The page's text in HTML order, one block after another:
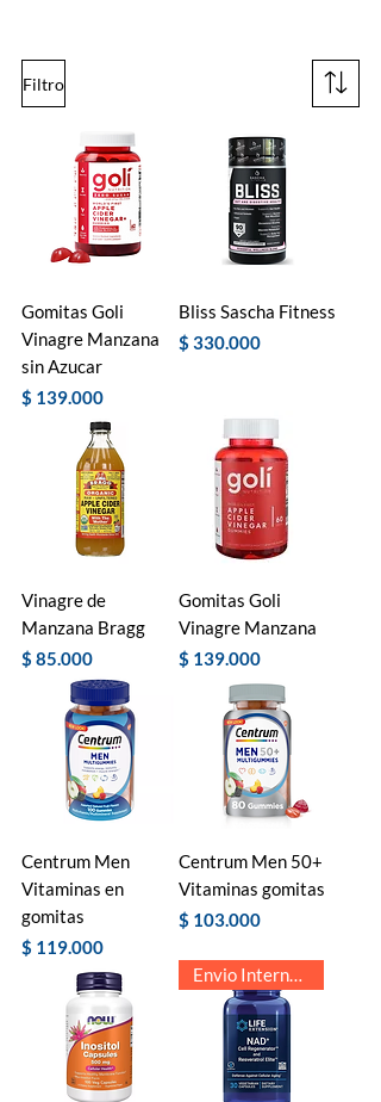
Filtro
Gomitas Goli
Vinagre Manzana
sin Azucar
Precio
$ 139.000
Bliss Sascha Fitness
Precio
$ 330.000
Vinagre de
Manzana Bragg
Precio
$ 85.000
Gomitas Goli
Vinagre Manzana
Precio
$ 139.000
Centrum Men
Vitaminas en
gomitas
Precio
$ 119.000
Centrum Men 50+
Vitaminas gomitas
Precio
$ 103.000
Envio Internacional